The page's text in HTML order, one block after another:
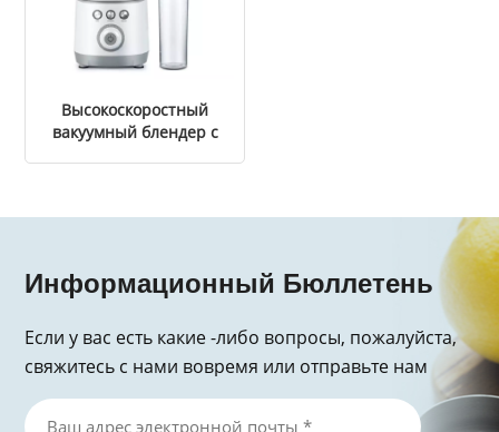
Высокоскоростный
вакуумный блендер с
Информационный Бюллетень
Если у вас есть какие -либо вопросы, пожалуйста,
свяжитесь с нами вовремя или отправьте нам
электронное письмо, спасибо за запрос!